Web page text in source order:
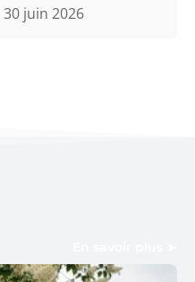
30 juin 2026